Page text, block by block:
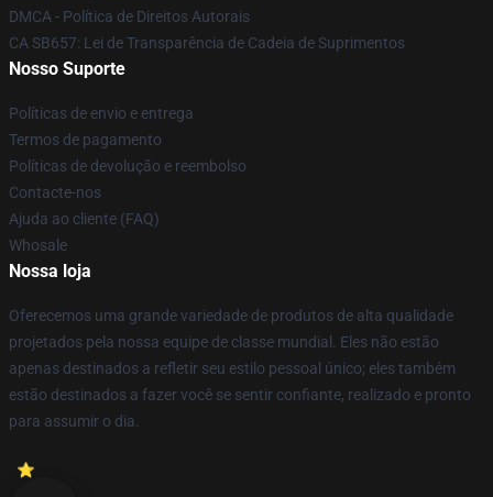
DMCA - Política de Direitos Autorais
CA SB657: Lei de Transparência de Cadeia de Suprimentos
Nosso Suporte
Políticas de envio e entrega
Termos de pagamento
Políticas de devolução e reembolso
Contacte-nos
Ajuda ao cliente (FAQ)
Whosale
Nossa loja
Oferecemos uma grande variedade de produtos de alta qualidade
projetados pela nossa equipe de classe mundial. Eles não estão
apenas destinados a refletir seu estilo pessoal único; eles também
estão destinados a fazer você se sentir confiante, realizado e pronto
para assumir o dia.